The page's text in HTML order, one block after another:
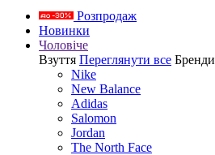
Розпродаж
Новинки
Чоловіче
Взуття Переглянути все Бренди
Nike
New Balance
Adidas
Salomon
Jordan
The North Face